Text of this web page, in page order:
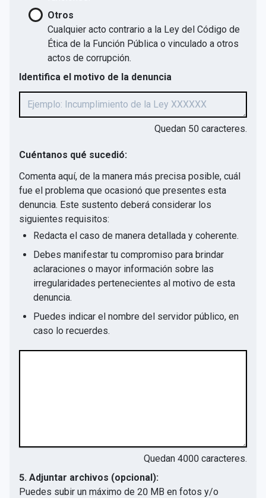
Otros
Cualquier acto contrario a la Ley del Código de
Ética de la Función Pública o vinculado a otros
actos de corrupción.
Identifica el motivo de la denuncia
Quedan 50 caracteres.
Cuéntanos qué sucedió:
Comenta aquí, de la manera más precisa posible, cuál
fue el problema que ocasionó que presentes esta
denuncia. Este sustento deberá considerar los
siguientes requisitos:
Redacta el caso de manera detallada y coherente.
Debes manifestar tu compromiso para brindar
aclaraciones o mayor información sobre las
irregularidades pertenecientes al motivo de esta
denuncia.
Puedes indicar el nombre del servidor público, en
caso lo recuerdes.
Quedan 4000 caracteres.
5. Adjuntar archivos (opcional):
Puedes subir un máximo de 20 MB en fotos y/o